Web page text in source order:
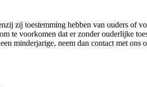
zij toestemming hebben van ouders of
te voorkomen dat er zonder ouderlijke
minderjarige, neem dan contact met ons